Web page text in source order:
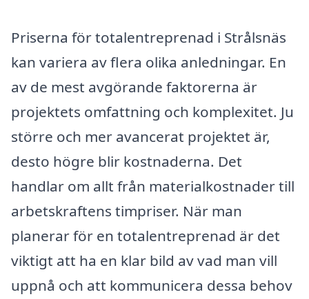
Priserna för totalentreprenad i Strålsnäs
kan variera av flera olika anledningar. En
av de mest avgörande faktorerna är
projektets omfattning och komplexitet. Ju
större och mer avancerat projektet är,
desto högre blir kostnaderna. Det
handlar om allt från materialkostnader till
arbetskraftens timpriser. När man
planerar för en totalentreprenad är det
viktigt att ha en klar bild av vad man vill
uppnå och att kommunicera dessa behov